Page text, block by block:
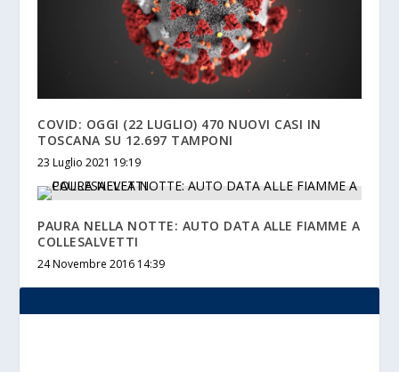
COVID: OGGI (22 LUGLIO) 470 NUOVI CASI IN
TOSCANA SU 12.697 TAMPONI
23 Luglio 2021 19:19
PAURA NELLA NOTTE: AUTO DATA ALLE FIAMME A
COLLESALVETTI
24 Novembre 2016 14:39